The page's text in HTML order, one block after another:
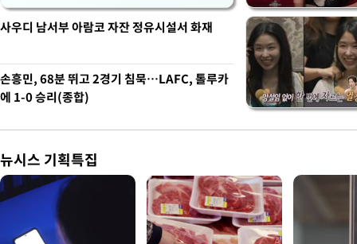
사우디 남서부 아람코 자잔 정유시설서 화재
손흥민, 68분 뛰고 2경기 침묵…LAFC, 톨루카
에 1-0 승리(종합)
뉴시스 기획특집